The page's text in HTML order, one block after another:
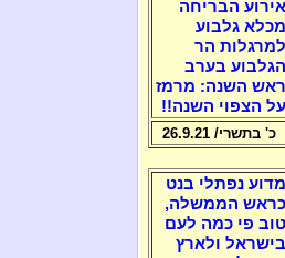
אירוע הבריחה
מכלא גלבוע
למרגלות הר
הגלבוע בערב
ראש השנה: מרמז
על הצפוי השנה!!
כ' בתשרי/ 26.9.21
מדוע נפתלי בנט
כראש הממשלה,
טוב פי כמה לעם
בישראל ולארץ